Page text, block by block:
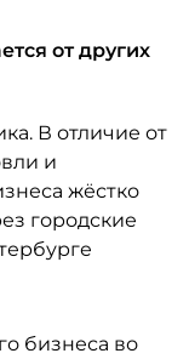
от других
В отличие от
и
жёстко
городские
бизнеса во